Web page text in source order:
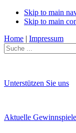
Skip to main
Skip to main
Home | Impressum
Unterstützen Sie uns
Aktuelle Gewinnspiele